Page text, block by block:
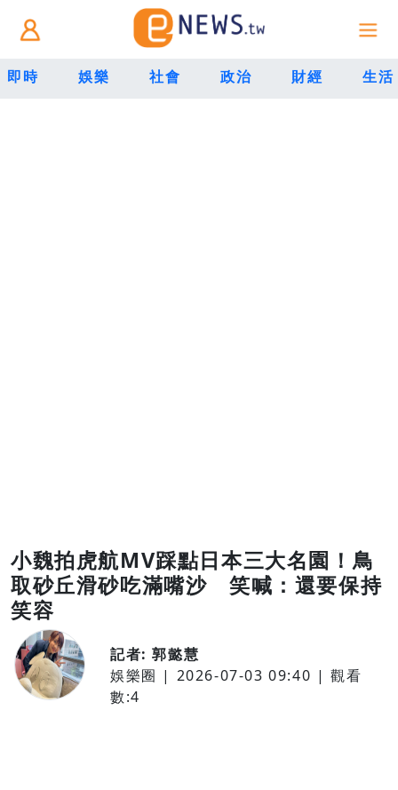
即時 娛樂 社會 政治 財經 生活
小魏拍虎航MV踩點日本三大名園！鳥
取砂丘滑砂吃滿嘴沙 笑喊：還要保持
笑容
記者:郭懿慧
娛樂圈 | 2026-07-03 09:40 | 觀看
數:4